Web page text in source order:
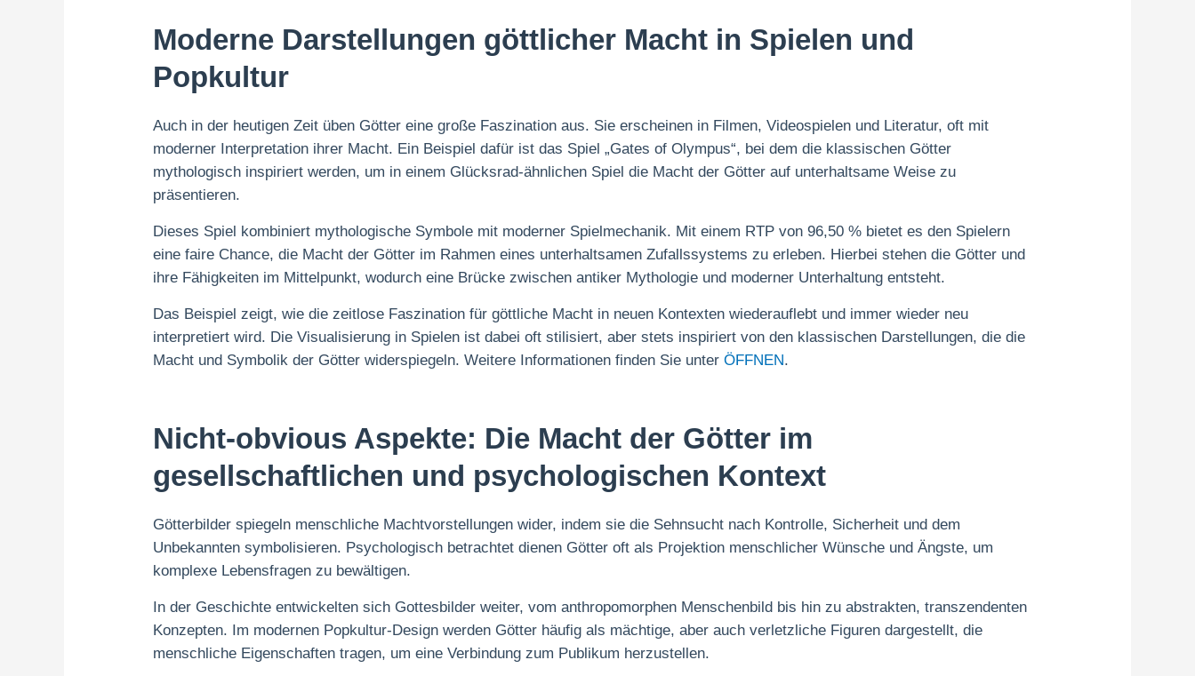
Moderne Darstellungen göttlicher Macht in Spielen und
Popkultur
Auch in der heutigen Zeit üben Götter eine große Faszination aus. Sie erscheinen in Filmen, Videospielen und Literatur, oft mit
moderner Interpretation ihrer Macht. Ein Beispiel dafür ist das Spiel „Gates of Olympus“, bei dem die klassischen Götter
mythologisch inspiriert werden, um in einem Glücksrad-ähnlichen Spiel die Macht der Götter auf unterhaltsame Weise zu
präsentieren.
Dieses Spiel kombiniert mythologische Symbole mit moderner Spielmechanik. Mit einem RTP von 96,50 % bietet es den Spielern
eine faire Chance, die Macht der Götter im Rahmen eines unterhaltsamen Zufallssystems zu erleben. Hierbei stehen die Götter und
ihre Fähigkeiten im Mittelpunkt, wodurch eine Brücke zwischen antiker Mythologie und moderner Unterhaltung entsteht.
Das Beispiel zeigt, wie die zeitlose Faszination für göttliche Macht in neuen Kontexten wiederauflebt und immer wieder neu
interpretiert wird. Die Visualisierung in Spielen ist dabei oft stilisiert, aber stets inspiriert von den klassischen Darstellungen, die die
Macht und Symbolik der Götter widerspiegeln. Weitere Informationen finden Sie unterÖFFNEN.
Nicht-obvious Aspekte: Die Macht der Götter im
gesellschaftlichen und psychologischen Kontext
Götterbilder spiegeln menschliche Machtvorstellungen wider, indem sie die Sehnsucht nach Kontrolle, Sicherheit und dem
Unbekannten symbolisieren. Psychologisch betrachtet dienen Götter oft als Projektion menschlicher Wünsche und Ängste, um
komplexe Lebensfragen zu bewältigen.
In der Geschichte entwickelten sich Gottesbilder weiter, vom anthropomorphen Menschenbild bis hin zu abstrakten, transzendenten
Konzepten. Im modernen Popkultur-Design werden Götter häufig als mächtige, aber auch verletzliche Figuren dargestellt, die
menschliche Eigenschaften tragen, um eine Verbindung zum Publikum herzustellen.